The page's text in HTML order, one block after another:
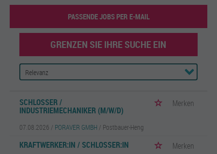
PASSENDE JOBS PER E-MAIL
GRENZEN SIE IHRE SUCHE EIN
SCHLOSSER /
INDUSTRIEMECHANIKER (M/W/D)
Merken
07.08.2026 / PORAVER GMBH / Postbauer-Heng
KRAFTWERKER:IN / SCHLOSSER:IN Merken